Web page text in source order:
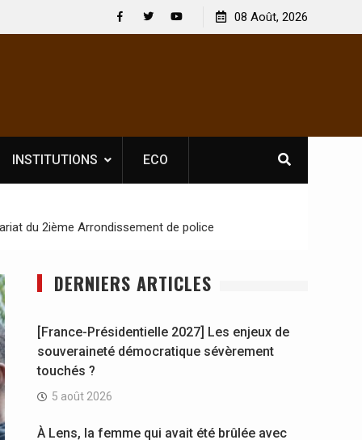
se
[France-Présidentielle 2027] Les enjeux de
souveraineté démocratique sévèrement touchés ?
08 Août, 2026
INSTITUTIONS ECO
du 2ième Arrondissement de police
DERNIERS ARTICLES
[France-Présidentielle 2027] Les enjeux de
souveraineté démocratique sévèrement
touchés ?
5 août 2026
À Lens, la femme qui avait été brûlée avec